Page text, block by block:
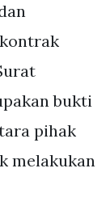
bukti
pihak
melakukan